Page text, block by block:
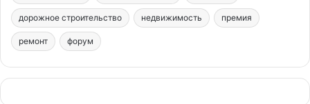
дорожное строительство недвижимость премия
ремонт форум